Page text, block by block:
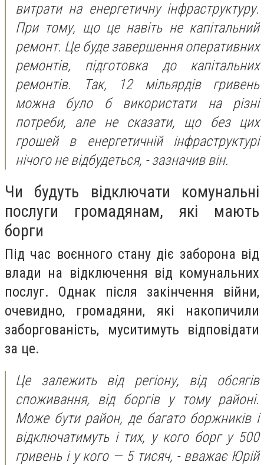
витрати на енергетичну інфраструктуру.
При тому, що це навіть не капітальний
ремонт. Це буде завершення оперативних
ремонтів, підготовка до капітальних
ремонтів. Так, 12 мільярдів гривень
можна було б використати на різні
потреби, але не сказати, що без цих
грошей в енергетичній інфраструктурі
нічого не відбудеться, - зазначив він.
Чи будуть відключати комунальні
послуги громадянам, які мають
борги
Під час воєнного стану діє заборона від
влади на відключення від комунальних
послуг. Однак після закінчення війни,
очевидно, громадяни, які накопичили
заборгованість, муситимуть відповідати
за це.
Це залежить від регіону, від обсягів
споживання, від боргів у тому районі.
Може бути район, де багато боржників і
відключатимуть і тих, у кого борг у 500
гривень і у кого — 5 тисяч, - вважає Юрій